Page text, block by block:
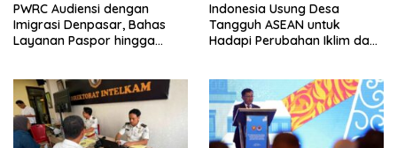
PWRC Audiensi dengan
Imigrasi Denpasar, Bahas
Layanan Paspor hingga
Indonesia Usung Desa
Tangguh ASEAN untuk
Hadapi Perubahan Iklim dan